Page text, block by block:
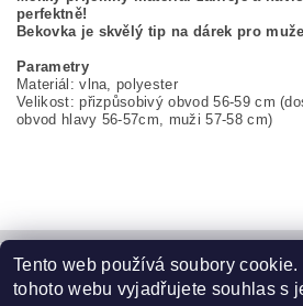
perfektně!
Bekovka je skvělý tip na dárek pro
Parametry
Materiál: vlna, polyester
Velikost: přizpůsobivý obvod 56-59 cm
obvod hlavy 56-57cm, muži 57-58 cm)
Kontaktujte nás | Obchodní podmínky |
Jak vrátit zboží | Jak
Tento web používá soubory
tohoto webu vyjadřujete souhlas s